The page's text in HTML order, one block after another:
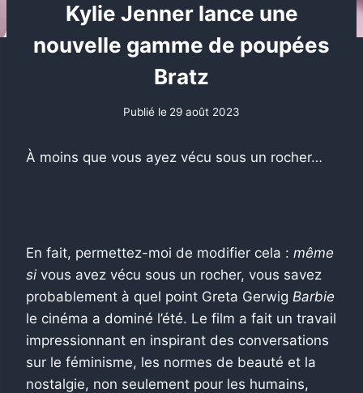
Kylie Jenner lance une
nouvelle gamme de poupées
Bratz
Publié le 29 août 2023
À moins que vous ayez vécu sous un rocher…
En fait, permettez-moi de modifier cela : même
si vous avez vécu sous un rocher, vous savez
probablement à quel point Greta Gerwig Barbie
le cinéma a dominé l’été. Le film a fait un travail
impressionnant en inspirant des conversations
sur le féminisme, les normes de beauté et la
nostalgie, non seulement pour les humains,